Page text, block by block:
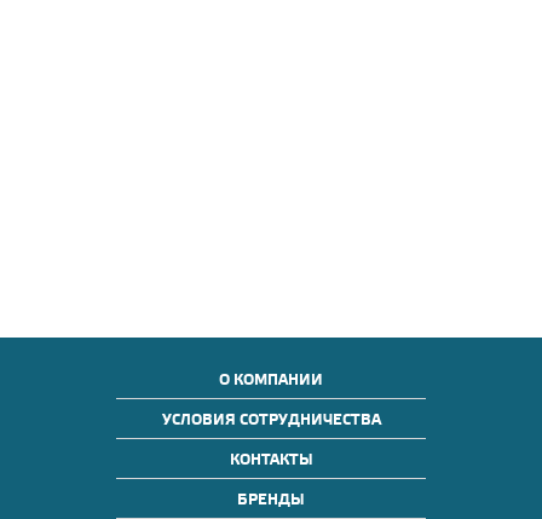
О КОМПАНИИ
УСЛОВИЯ СОТРУДНИЧЕСТВА
КОНТАКТЫ
БРЕНДЫ